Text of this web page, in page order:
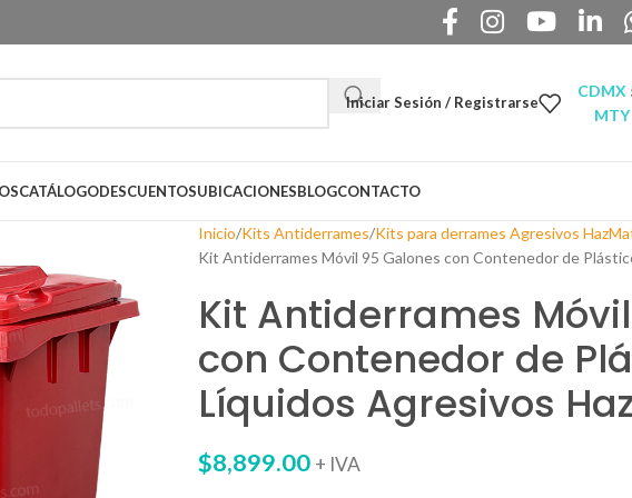
Iniciar Sesión / Registrarse
CDMX
MTY
CATÁLOGODESCUENTOSUBICACIONESBLOGCONTACTO
Inicio Kits Antiderrames Kits para derrames Agresivos
Kit Antiderrames Móvil 95 Galones con Contenedor de
Kit Antiderrames
con Contenedor de
Líquidos Agresivos
$8,899.00 + IVA